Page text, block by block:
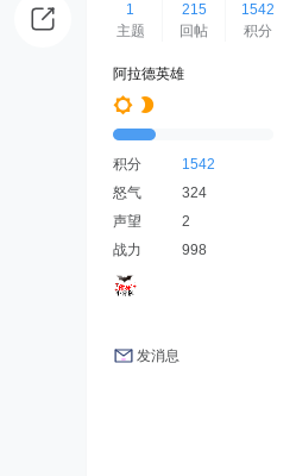
1
主题
215
回帖
1542
积分
阿拉德英雄
积分
1542
怒气
324
声望
2
战力
998
发消息